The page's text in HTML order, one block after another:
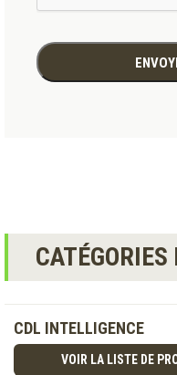
CDL INTELLIGENCE
VOIR LA LISTE DE